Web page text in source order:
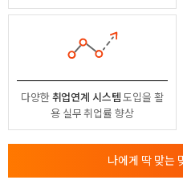
다양한취업연계 시스템도입을 활
용실무 취업률 향상
나에게 딱 맞는